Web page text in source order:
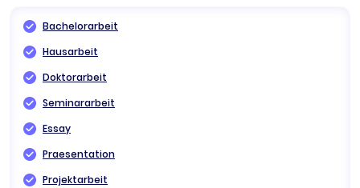
Bachelorarbeit
Hausarbeit
Doktorarbeit
Seminararbeit
Essay
Praesentation
Projektarbeit